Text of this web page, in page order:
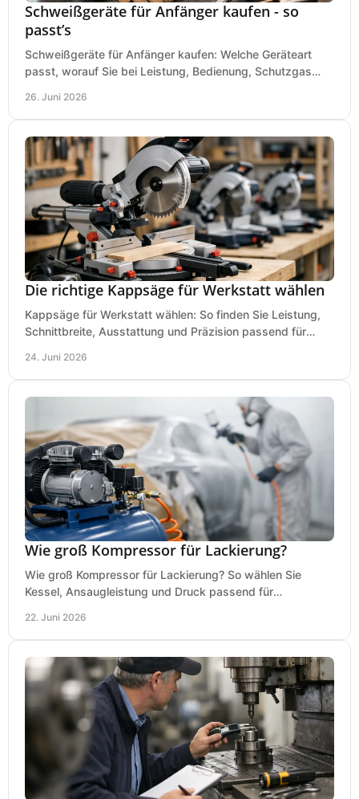
Schweißgeräte für Anfänger kaufen - so
passt’s
Schweißgeräte für Anfänger kaufen: Welche Geräteart
passt, worauf Sie bei Leistung, Bedienung, Schutzgas
26. Juni 2026
Die richtige Kappsäge für Werkstatt wählen
Kappsäge für Werkstatt wählen: So finden Sie Leistung,
Schnittbreite, Ausstattung und Präzision passend für
24. Juni 2026
Wie groß Kompressor für Lackierung?
Wie groß Kompressor für Lackierung? So wählen Sie
Kessel, Ansaugleistung und Druck passend für
22. Juni 2026